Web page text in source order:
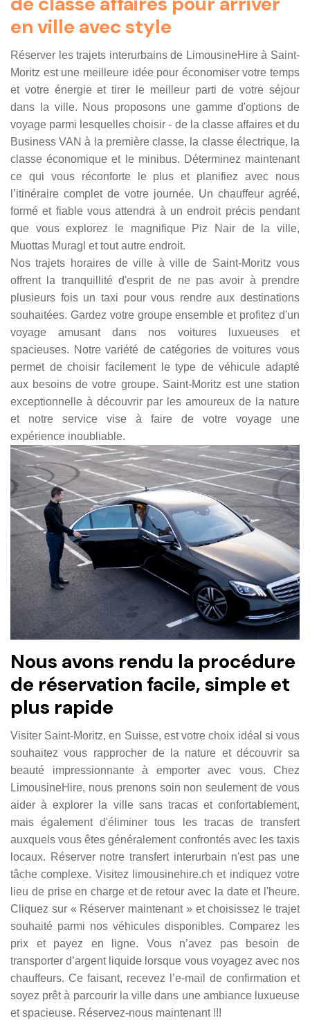
en ville avec style
Réserver les trajets interurbains de LimousineHire à Saint-
Moritz est une meilleure idée pour économiser votre temps
et votre énergie et tirer le meilleur parti de votre séjour
dans la ville. Nous proposons une gamme d'options de
voyage parmi lesquelles choisir - de la classe affaires et du
Business VAN à la première classe, la classe électrique, la
classe économique et le minibus. Déterminez maintenant
ce qui vous réconforte le plus et planifiez avec nous
l’itinéraire complet de votre journée. Un chauffeur agréé,
formé et fiable vous attendra à un endroit précis pendant
que vous explorez le magnifique Piz Nair de la ville,
Muottas Muragl et tout autre endroit.
Nos trajets horaires de ville à ville de Saint-Moritz vous
offrent la tranquillité d'esprit de ne pas avoir à prendre
plusieurs fois un taxi pour vous rendre aux destinations
souhaitées. Gardez votre groupe ensemble et profitez d'un
voyage amusant dans nos voitures luxueuses et
spacieuses. Notre variété de catégories de voitures vous
permet de choisir facilement le type de véhicule adapté
aux besoins de votre groupe. Saint-Moritz est une station
exceptionnelle à découvrir par les amoureux de la nature
et notre service vise à faire de votre voyage une
expérience inoubliable.
Nous avons rendu la procédure
de réservation facile, simple et
plus rapide
Visiter Saint-Moritz, en Suisse, est votre choix idéal si vous
souhaitez vous rapprocher de la nature et découvrir sa
beauté impressionnante à emporter avec vous. Chez
LimousineHire, nous prenons soin non seulement de vous
aider à explorer la ville sans tracas et confortablement,
mais également d'éliminer tous les tracas de transfert
auxquels vous êtes généralement confrontés avec les taxis
locaux. Réserver notre transfert interurbain n'est pas une
tâche complexe. Visitez limousinehire.ch et indiquez votre
lieu de prise en charge et de retour avec la date et l'heure.
Cliquez sur « Réserver maintenant » et choisissez le trajet
souhaité parmi nos véhicules disponibles. Comparez les
prix et payez en ligne. Vous n’avez pas besoin de
transporter d’argent liquide lorsque vous voyagez avec nos
chauffeurs. Ce faisant, recevez l’e-mail de confirmation et
soyez prêt à parcourir la ville dans une ambiance luxueuse
et spacieuse. Réservez-nous maintenant !!!